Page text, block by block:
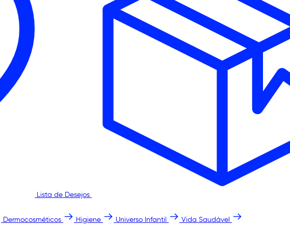
Lista de Desejos
Dermocosméticos Higiene Universo Infantil Vida Saudável